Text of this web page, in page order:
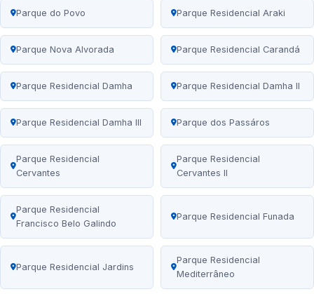
Parque do Povo Parque Residencial Araki
Parque Nova Alvorada Parque Residencial Carandá
Parque Residencial Damha Parque Residencial Damha II
Parque Residencial Damha III Parque dos Passáros
Parque Residencial
Cervantes
Parque Residencial
Cervantes II
Parque Residencial
Francisco Belo Galindo
Parque Residencial Funada
Parque Residencial Jardins
Parque Residencial
Mediterrâneo